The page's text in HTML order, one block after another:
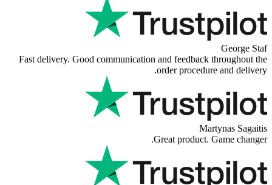
Fast delivery. Good communication and
order
Great product.